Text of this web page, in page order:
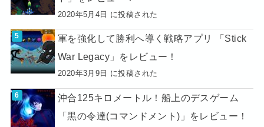
2020年5月4日 に投稿された
軍を強化して勝利へ導く戦略アプリ 「Stick
War Legacy」をレビュー！
2020年3月9日 に投稿された
沖合125キロメートル！船上のデスゲーム
「黒の令達(コマンドメント)」をレビュー！